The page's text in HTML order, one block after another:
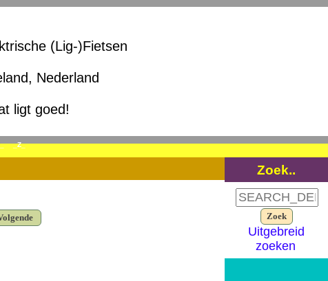
(Lig-)Fietsen
Nederland
ligt goed!
_Z_
Zoek..
Uitgebreid
zoeken